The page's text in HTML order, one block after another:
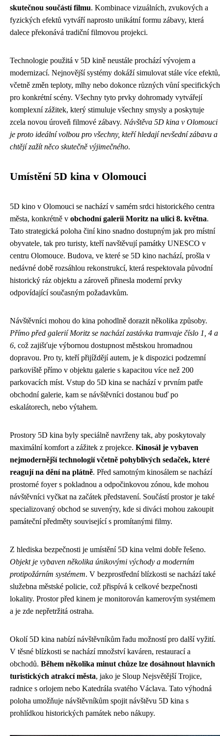
skutečnou součástí filmu. Kombinace vizuálních, zvukových a
fyzických efektů vytváří naprosto unikátní formu zábavy, která
dalece překonává tradiční filmovou projekci.
Technologie použitá v 5D kině neustále prochází vývojem a
modernizací. Nejnovější systémy dokáží simulovat stále více efektů,
včetně změn teploty, mlhy nebo dokonce různých vůní specifických
pro konkrétní scény. Všechny tyto prvky dohromady vytvářejí
komplexní zážitek, který stimuluje všechny smysly a poskytuje
zcela novou úroveň filmové zábavy. Návštěva 5D kina v Olomouci
je proto ideální volbou pro všechny, kteří hledají nevšední zábavu a
chtějí zažít něco skutečně výjimečného.
Umístění 5D kina v Olomouci
5D kino v Olomouci se nachází v samém srdci historického centra
města, konkrétně v obchodní galerii Moritz na ulici 8. května.
Tato strategická poloha činí kino snadno dostupným jak pro místní
obyvatele, tak pro turisty, kteří navštěvují památky UNESCO v
centru Olomouce. Budova, ve které se 5D kino nachází, prošla v
nedávné době rozsáhlou rekonstrukcí, která respektovala původní
historický ráz objektu a zároveň přinesla moderní prvky
odpovídající současným požadavkům.
Návštěvníci mohou do kina pohodlně dorazit několika způsoby.
Přímo před galerií Moritz se nachází zastávka tramvaje číslo 1, 4 a
6, což zajišťuje výbornou dostupnost městskou hromadnou
dopravou. Pro ty, kteří přijíždějí autem, je k dispozici podzemní
parkoviště přímo v objektu galerie s kapacitou více než 200
parkovacích míst. Vstup do 5D kina se nachází v prvním patře
obchodní galerie, kam se návštěvníci dostanou buď po
eskalátorech, nebo výtahem.
Prostory 5D kina byly speciálně navrženy tak, aby poskytovaly
maximální komfort a zážitek z projekce. Kinosál je vybaven
nejmodernější technologií včetně pohyblivých sedaček, které
reagují na dění na plátně. Před samotným kinosálem se nachází
prostorné foyer s pokladnou a odpočinkovou zónou, kde mohou
návštěvníci vyčkat na začátek představení. Součástí prostor je také
specializovaný obchod se suvenýry, kde si diváci mohou zakoupit
památeční předměty související s promítanými filmy.
Z hlediska bezpečnosti je umístění 5D kina velmi dobře řešeno.
Objekt je vybaven několika únikovými východy a moderním
protipožárním systémem. V bezprostřední blízkosti se nachází také
služebna městské policie, což přispívá k celkové bezpečnosti
lokality. Prostor před kinem je monitorován kamerovým systémem
a je zde nepřetržitá ostraha.
Okolí 5D kina nabízí návštěvníkům řadu možností pro další vyžití.
V těsné blízkosti se nachází množství kaváren, restaurací a
obchodů. Během několika minut chůze lze dosáhnout hlavních
turistických atrakcí města, jako je Sloup Nejsvětější Trojice,
radnice s orlojem nebo Katedrála svatého Václava. Tato výhodná
poloha umožňuje návštěvníkům spojit návštěvu 5D kina s
prohlídkou historických památek nebo nákupy.